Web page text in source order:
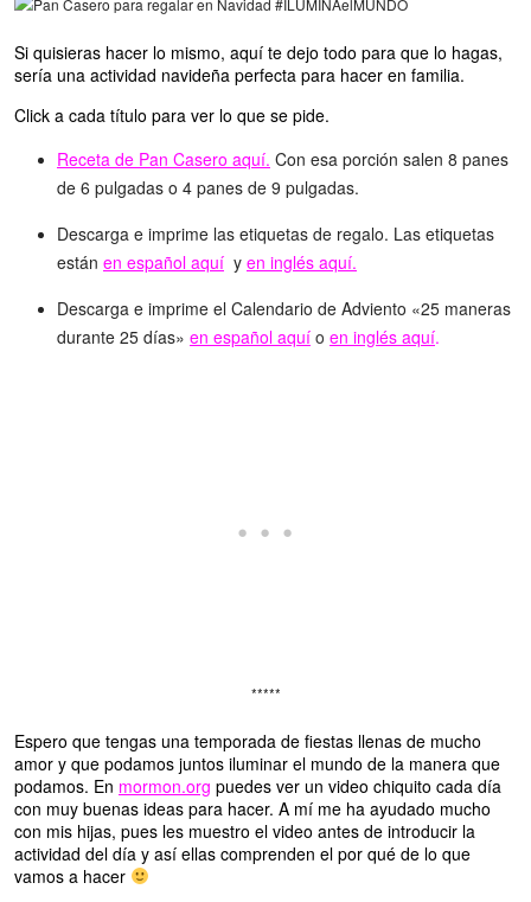
Si quisieras hacer lo mismo, aquí te dejo todo para que lo hagas,
sería una actividad navideña perfecta para hacer en familia.
Click a cada título para ver lo que se pide.
Receta de Pan Casero aquí. Con esa porción salen 8 panes
de 6 pulgadas o 4 panes de 9 pulgadas.
Descarga e imprime las etiquetas de regalo. Las etiquetas
están en español aquí y en inglés aquí.
Descarga e imprime el Calendario de Adviento «25 maneras
durante 25 días» en español aquí o en inglés aquí.
*****
Espero que tengas una temporada de fiestas llenas de mucho
amor y que podamos juntos iluminar el mundo de la manera que
podamos. En mormon.org puedes ver un video chiquito cada día
con muy buenas ideas para hacer. A mí me ha ayudado mucho
con mis hijas, pues les muestro el video antes de introducir la
actividad del día y así ellas comprenden el por qué de lo que
vamos a hacer